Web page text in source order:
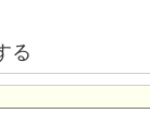
る